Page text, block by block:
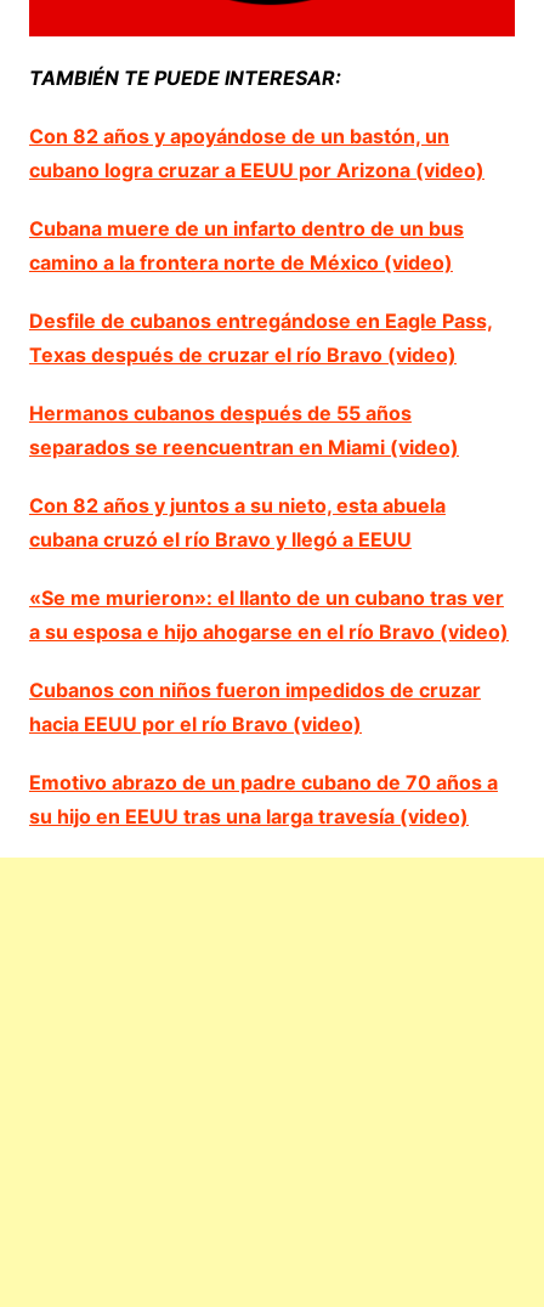
TAMBIÉN TE PUEDE INTERESAR:
Con 82 años y apoyándose de un bastón, un
cubano logra cruzar a EEUU por Arizona (video)
Cubana muere de un infarto dentro de un bus
camino a la frontera norte de México (video)
Desfile de cubanos entregándose en Eagle Pass,
Texas después de cruzar el río Bravo (video)
Hermanos cubanos después de 55 años
separados se reencuentran en Miami (video)
Con 82 años y juntos a su nieto, esta abuela
cubana cruzó el río Bravo y llegó a EEUU
«Se me murieron»: el llanto de un cubano tras ver
a su esposa e hijo ahogarse en el río Bravo (video)
Cubanos con niños fueron impedidos de cruzar
hacia EEUU por el río Bravo (video)
Emotivo abrazo de un padre cubano de 70 años a
su hijo en EEUU tras una larga travesía (video)